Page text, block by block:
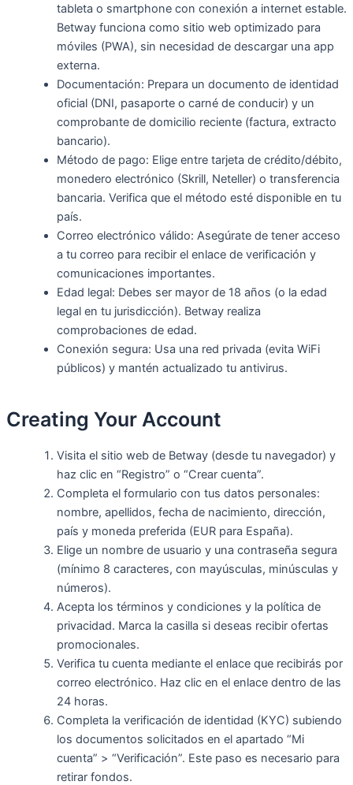
tableta o smartphone con conexión a internet estable.
Betway funciona como sitio web optimizado para
móviles (PWA), sin necesidad de descargar una app
externa.
Documentación: Prepara un documento de identidad
oficial (DNI, pasaporte o carné de conducir) y un
comprobante de domicilio reciente (factura, extracto
bancario).
Método de pago: Elige entre tarjeta de crédito/débito,
monedero electrónico (Skrill, Neteller) o transferencia
bancaria. Verifica que el método esté disponible en tu
país.
Correo electrónico válido: Asegúrate de tener acceso
a tu correo para recibir el enlace de verificación y
comunicaciones importantes.
Edad legal: Debes ser mayor de 18 años (o la edad
legal en tu jurisdicción). Betway realiza
comprobaciones de edad.
Conexión segura: Usa una red privada (evita WiFi
públicos) y mantén actualizado tu antivirus.
Creating Your Account
Visita el sitio web de Betway (desde tu navegador) y
haz clic en “Registro” o “Crear cuenta”.
Completa el formulario con tus datos personales:
nombre, apellidos, fecha de nacimiento, dirección,
país y moneda preferida (EUR para España).
Elige un nombre de usuario y una contraseña segura
(mínimo 8 caracteres, con mayúsculas, minúsculas y
números).
Acepta los términos y condiciones y la política de
privacidad. Marca la casilla si deseas recibir ofertas
promocionales.
Verifica tu cuenta mediante el enlace que recibirás por
correo electrónico. Haz clic en el enlace dentro de las
24 horas.
Completa la verificación de identidad (KYC) subiendo
los documentos solicitados en el apartado “Mi
cuenta” > “Verificación”. Este paso es necesario para
retirar fondos.